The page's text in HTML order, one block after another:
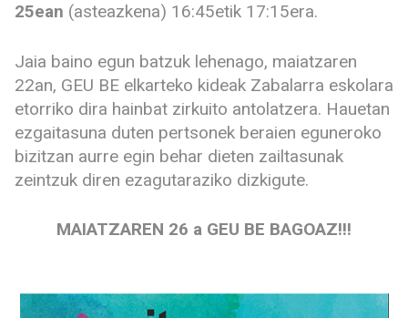
25ean (asteazkena) 16:45etik 17:15era.
Jaia baino egun batzuk lehenago, maiatzaren
22an, GEU BE elkarteko kideak Zabalarra eskolara
etorriko dira hainbat zirkuito antolatzera. Hauetan
ezgaitasuna duten pertsonek beraien eguneroko
bizitzan aurre egin behar dieten zailtasunak
zeintzuk diren ezagutaraziko dizkigute.
MAIATZAREN 26 a GEU BE BAGOAZ!!!